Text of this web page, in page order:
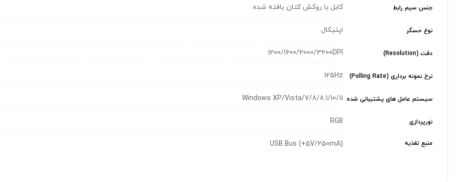
جنس سیم رابط کابل با روکش کتان بافته شده
نوع حسگر اپتیکال
دقت (Resolution) 1200/1600/2000/3200DPI
نرخ نمونه برداری (Polling Rate) 125Hz
سیستم عامل های پشتیبانی شده Windows XP/Vista/7/8/8.1/10/11
نورپردازی RGB
منبع تغذیه (USB Bus (+5V/250mA